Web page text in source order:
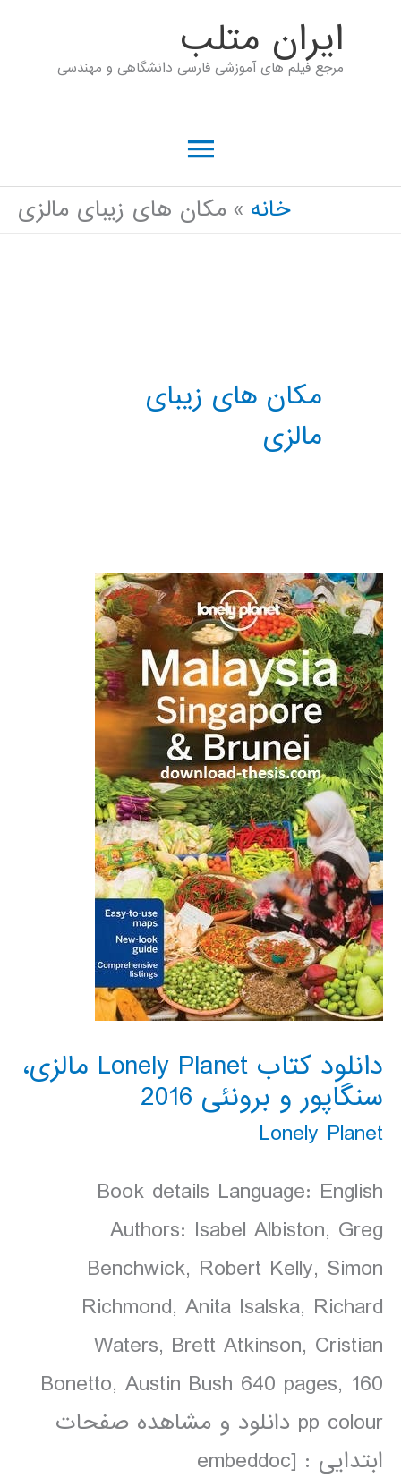
ايران متلب
مرجع فیلم های آموزشی فارسی دانشگاهی و مهندسی
فهرست
اصلی
خانه مکان های زیبای مالزی
مکان های زیبای
مالزی
دانلود کتاب Lonely Planet مالزی،
سنگاپور و برونئی 2016
Lonely Planet
Book details Language: English
Authors: Isabel Albiston, Greg
Benchwick, Robert Kelly, Simon
Richmond, Anita Isalska, Richard
Waters, Brett Atkinson, Cristian
Bonetto, Austin Bush 640 pages, 160
pp colour دانلود و مشاهده صفحات
ابتدایی : [embeddoc